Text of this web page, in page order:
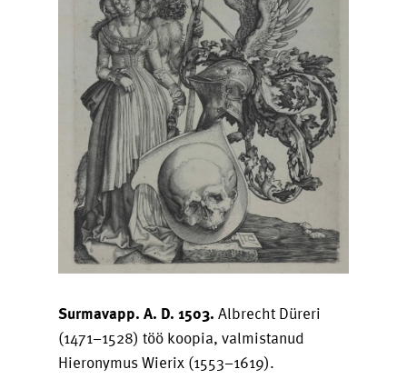
Surmavapp. A. D. 1503. Albrecht Düreri
(1471–1528) töö koopia, valmistanud
Hieronymus Wierix (1553–1619).